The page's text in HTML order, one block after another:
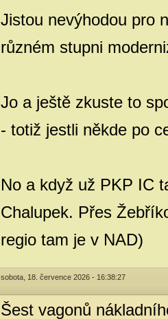
Jistou nevýhodou pro
různém stupni
Jo a ještě zkuste to
- totiž jestli někde po
No a když už PKP IC
Chalupek. Přes
regio tam je v NAD)
sobota, 18. července 2026 - 16:38:27
Šest vagonů